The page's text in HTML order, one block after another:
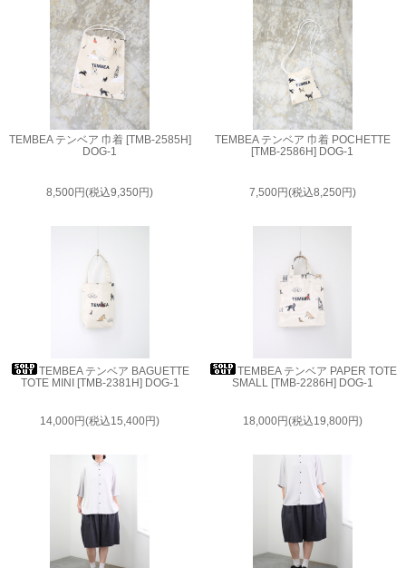
TEMBEA テンベア 巾着 [TMB-2585H]
DOG-1
8,500円(税込9,350円)
TEMBEA テンベア 巾着 POCHETTE
[TMB-2586H] DOG-1
7,500円(税込8,250円)
TEMBEA テンベア BAGUETTE
TOTE MINI [TMB-2381H] DOG-1
14,000円(税込15,400円)
TEMBEA テンベア PAPER TOTE
SMALL [TMB-2286H] DOG-1
18,000円(税込19,800円)